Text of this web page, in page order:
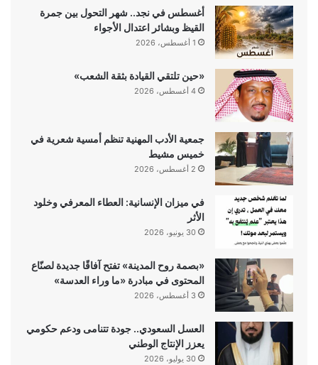
أغسطس في نجد.. شهر التحول بين جمرة
القيظ وبشائر اعتدال الأجواء
1 أغسطس، 2026
«حين تلتقي القيادة بثقة الشعب»
4 أغسطس، 2026
جمعية الأدب المهنية تنظم أمسية شعرية في
خميس مشيط
2 أغسطس، 2026
في ميزان الإنسانية: العطاء المعرفي وخلود
الأثر
30 يونيو، 2026
«بصمة روح المدينة» تفتح آفاقًا جديدة لصنّاع
المحتوى في مبادرة «ما وراء العدسة»
3 أغسطس، 2026
العسل السعودي.. جودة تتنامى ودعم حكومي
يعزز الإنتاج الوطني
30 يوليو، 2026